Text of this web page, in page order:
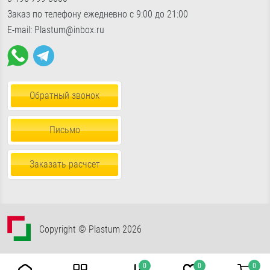
Пена, герметики, клей
Доставка по России
Пн-Пт с 9:00 до 18:00, Сб-Вс с 10:30 до 17:00
Заказ по телефону ежедневно с 9:00 до 21:00
E-mail: Plastum@inbox.ru
Обратный звонок
Письмо
Заказать расчсет
Copyright © Plastum 2026
0 0 0